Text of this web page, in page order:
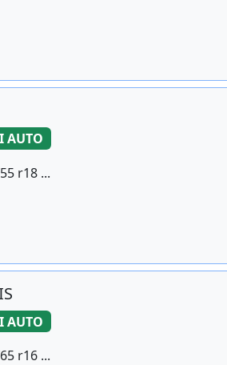
AUTO
r18 ...
AUTO
r16 ...